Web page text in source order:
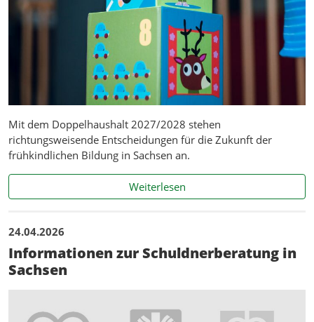
Mit dem Doppelhaushalt 2027/2028 stehen
richtungsweisende Entscheidungen für die Zukunft der
frühkindlichen Bildung in Sachsen an.
WeiterlesenEntscheidungen für die
24.04.2026
Informationen zur Schuldnerberatung in
Sachsen